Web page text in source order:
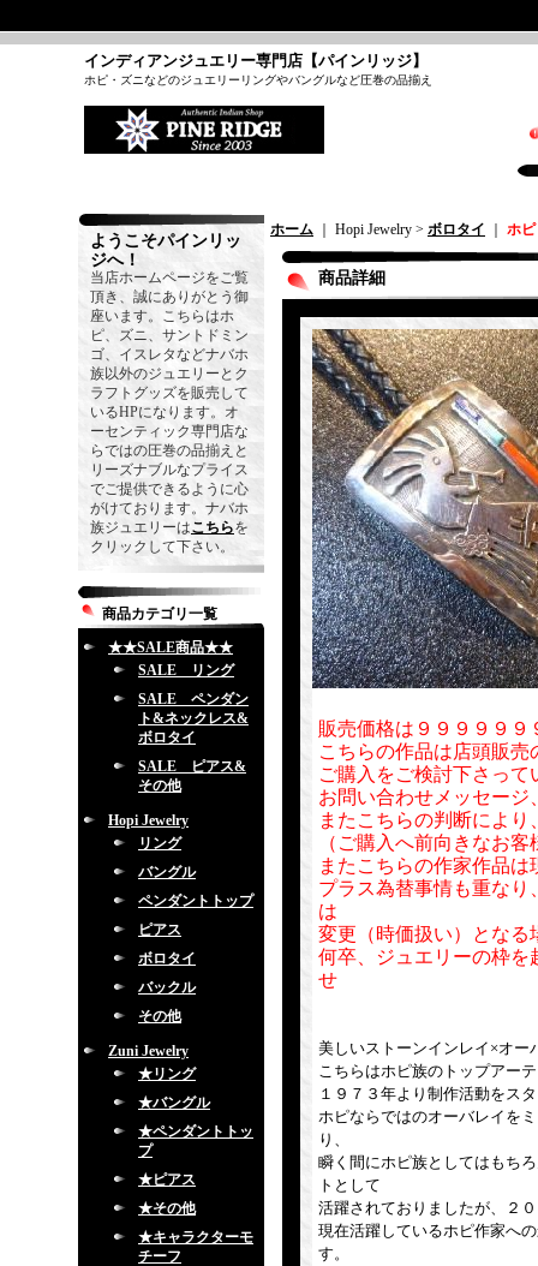
インディアンジュエリー専門店【パインリッジ】
ホピ・ズニなどのジュエリーリングやバングルなど圧巻の品揃え
ようこそパインリッ
ジへ！
当店ホームページをご覧
頂き、誠にありがとう御
座います。こちらはホ
ピ、ズニ、サントドミン
ゴ、イスレタなどナバホ
族以外のジュエリーとク
ラフトグッズを販売して
いるHPになります。オ
ーセンティック専門店な
らではの圧巻の品揃えと
リーズナブルなプライス
でご提供できるように心
がけております。ナバホ
族ジュエリーはこちらを
クリックして下さい。
商品カテゴリ一覧
★★SALE商品★★
SALE リング
SALE ペンダン
ト&ネックレス&
ボロタイ
SALE ピアス&
その他
Hopi Jewelry
リング
バングル
ペンダントトップ
ピアス
ボロタイ
バックル
その他
Zuni Jewelry
★リング
★バングル
★ペンダントトッ
プ
★ピアス
★その他
★キャラクターモ
チーフ
ホーム ｜ Hopi Jewelry > ボロタイ ホ
商品詳細
販売価格は９９９９９
こちらの作品は店頭販
ご購入をご検討下さっ
お問い合わせメッセー
またこちらの判断によ
（ご購入へ前向きなお
またこちらの作家作品
プラス為替事情も重な
は
変更（時価扱い）となる
何卒、ジュエリーの枠を
せ
美しいストーンインレイ×オー
こちらはホピ族のトップアー
１９７３年より制作活動をス
ホピならではのオーバレイを
り、
瞬く間にホピ族としてはもち
トとして
活躍されておりましたが、２
現在活躍しているホピ作家へ
す。